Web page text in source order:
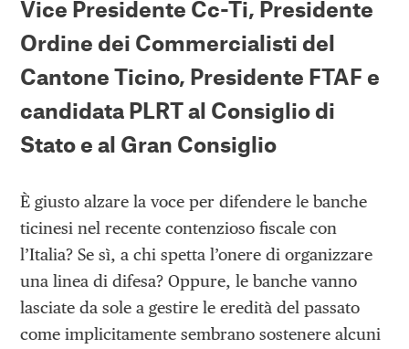
Vice Presidente Cc-Ti, Presidente
Ordine dei Commercialisti del
Cantone Ticino, Presidente FTAF e
candidata PLRT al Consiglio di
Stato e al Gran Consiglio
È giusto alzare la voce per difendere le banche
ticinesi nel recente contenzioso fiscale con
l’Italia? Se sì, a chi spetta l’onere di organizzare
una linea di difesa? Oppure, le banche vanno
lasciate da sole a gestire le eredità del passato
come implicitamente sembrano sostenere alcuni